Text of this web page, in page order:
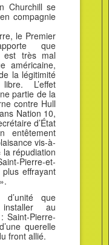
Churchill se
compagnie
le Premier
que
est très mal
américaine,
la légitimité
L’effet
partie de la
contre Hull
Nation 10,
d’État
entêtement
vis-à-
la répudiation
Pierre-et-
effrayant
d’unité que
au
Saint-Pierre-
querelle
front allié.